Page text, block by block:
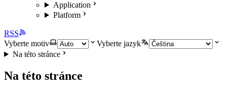
Application
Platform
RSS
Vyberte motiv
Vyberte jazyk
Na této stránce
Na této stránce